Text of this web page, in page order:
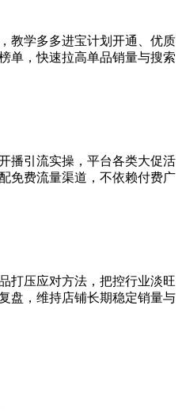
教学多多进宝计划开通、优质
单，快速拉高单品销量与搜索
播引流实操，平台各类大促活
免费流量渠道，不依赖付费广
打压应对方法，把控行业淡旺
盘，维持店铺长期稳定销量与